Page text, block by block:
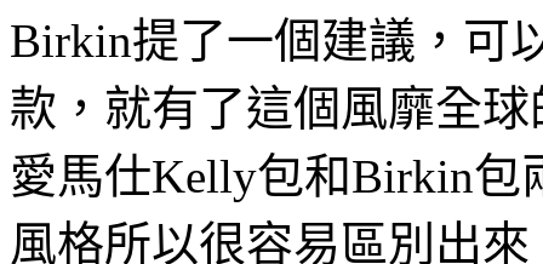
Birkin提了一個建議，可
款，就有了這個風靡全
愛馬仕Kelly包和Birkin包
風格所以很容易區別出來